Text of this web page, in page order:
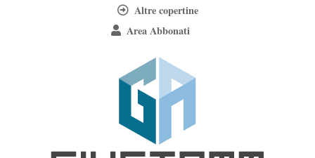
Altre copertine
Area Abbonati